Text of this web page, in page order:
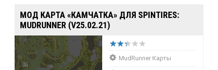
МОД КАРТА «КАМЧАТКА» ДЛЯ SPINTIRES:
MUDRUNNER (V25.02.21)
MudRunner Карты